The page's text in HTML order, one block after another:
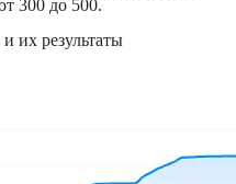
300 до 500.
их результаты